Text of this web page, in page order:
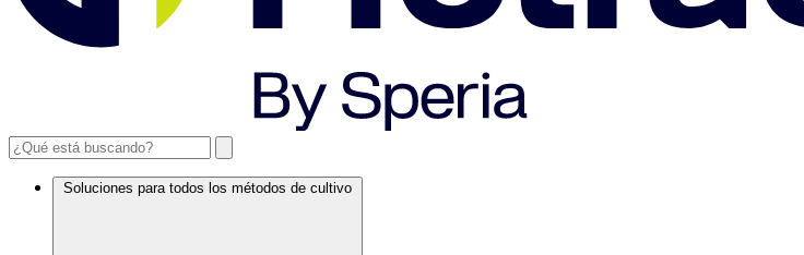
Soluciones para todos los métodos de cultivo